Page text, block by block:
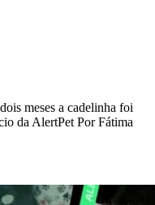
meses a cadelinha foi
da AlertPet Por Fátima